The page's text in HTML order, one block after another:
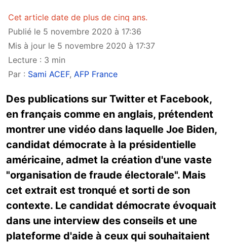
Cet article date de plus de cinq ans.
Publié le 5 novembre 2020 à 17:36
Mis à jour le 5 novembre 2020 à 17:37
Lecture : 3 min
Par : Sami ACEF, AFP France
Des publications sur Twitter et Facebook,
en français comme en anglais, prétendent
montrer une vidéo dans laquelle Joe Biden,
candidat démocrate à la présidentielle
américaine, admet la création d'une vaste
"organisation de fraude électorale". Mais
cet extrait est tronqué et sorti de son
contexte. Le candidat démocrate évoquait
dans une interview des conseils et une
plateforme d'aide à ceux qui souhaitaient